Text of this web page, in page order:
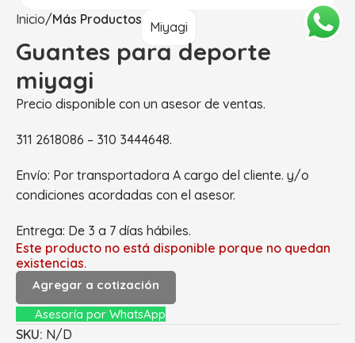
Inicio Más Productos Miyagi
Guantes para deporte
miyagi
Precio disponible con un asesor de ventas.
311 2618086 – 310 3444648.
Envío: Por transportadora A cargo del cliente. y/o
condiciones acordadas con el asesor.
Entrega: De 3 a 7 días hábiles.
Este producto no está disponible porque no quedan
existencias.
Agregar a cotización
Asesoría por WhatsApp
SKU: N/D